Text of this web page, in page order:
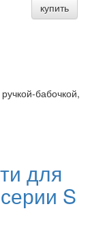
купить
бабочкой,
для
S